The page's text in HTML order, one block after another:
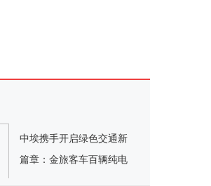
中埃携手开启绿色交通新
篇章：金旅客车百辆纯电